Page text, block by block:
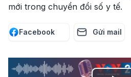
mới trong chuyển đổi số y tế.
Facebook Gửi mail